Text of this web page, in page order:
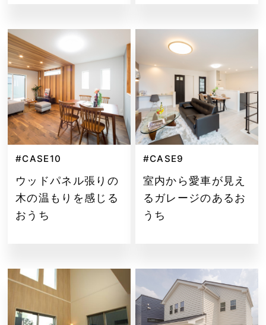
#CASE10
ウッドパネル張りの
木の温もりを感じる
おうち
#CASE9
室内から愛車が見え
るガレージのあるお
うち